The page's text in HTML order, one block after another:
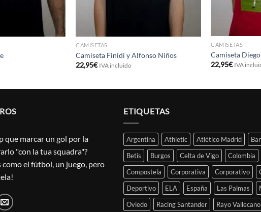
CAMISETAS
Camiseta Finidi y Alfonso Niños
22,95€ IVA incluido
CAMISETAS
Camiseta
22,95€ IVA
que marcar un gol por la
"con la tua squadra"?
como el fútbol, un juego, pero
ETIQUETAS
Argentina Athletic Atlético Madrid
Betis
Burgos Celta de Vigo
Colombia
Compostela
Corporativa Corporativo
Deportivo
ELA España Las Palmas
Oviedo
Racing Santander Rayo Vallecano